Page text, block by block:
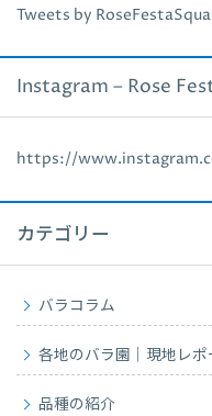
Tweets by
Instagram – Rose
https://
カテゴリー
バラコラム
各地のバラ園｜現地レポ
品種の紹介